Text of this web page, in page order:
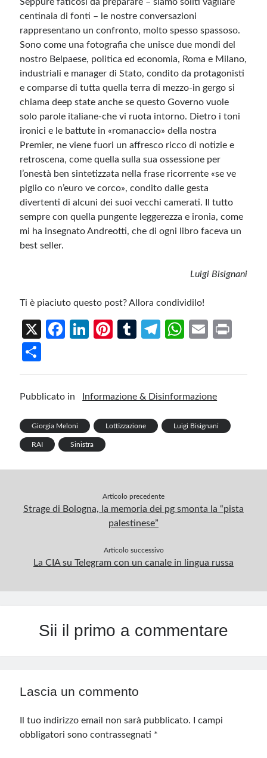
centinaia di fonti – le nostre conversazioni
rappresentano un confronto, molto spesso spassoso.
Sono come una fotografia che unisce due mondi del
nostro Belpaese, politica ed economia, Roma e Milano,
industriali e manager di Stato, condito da protagonisti
e comparse di tutta quella terra di mezzo-in gergo si
chiama deep state anche se questo Governo vuole
solo parole italiane-che vi ruota intorno. Dietro i toni
ironici e le battute in «romanaccio» della nostra
Premier, ne viene fuori un affresco ricco di notizie e
retroscena, come quella sulla sua ossessione per
l’onestà ben sintetizzata nella frase ricorrente «se ve
piglio co n’euro ve corco», condito dalle gesta
divertenti di alcuni dei suoi vecchi camerati. Il tutto
sempre con quella pungente leggerezza e ironia, come
mi ha insegnato Andreotti, che di ogni libro faceva un
best seller.
Luigi Bisignani
Ti è piaciuto questo post? Allora condividilo!
X
Fa
o
k
Li
n
Pi
t
T
r
Te
m
W
A
p
E
h
ar
Pubblicato in Informazione & Disinformazione
Giorgia Meloni Lottizzazione Luigi Bisignani
RAI Sinistra
Articolo precedente
Strage di Bologna, la memoria dei pg smonta la “pista
palestinese”
Articolo successivo
La CIA su Telegram con un canale in lingua russa
Sii il primo a commentare
Lascia un commento
Il tuo indirizzo email non sarà pubblicato.
I campi
obbligatori sono contrassegnati *